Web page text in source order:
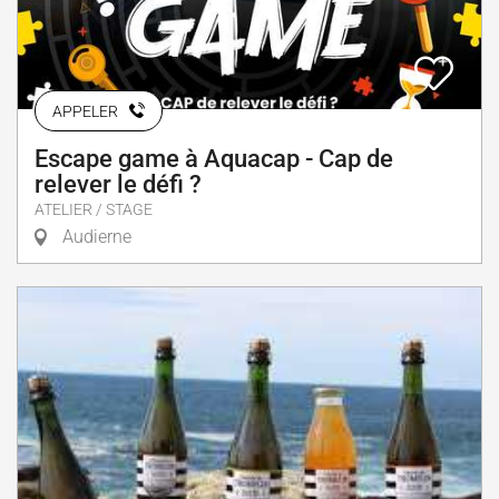
APPELER
Escape game à Aquacap - Cap de
relever le défi ?
ATELIER / STAGE
Audierne